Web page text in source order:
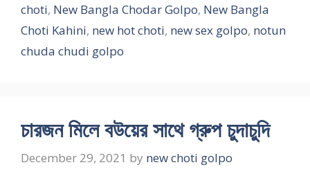
choti, New Bangla Chodar Golpo, New Bangla
Choti Kahini, new hot choti, new sex golpo, notun
chuda chudi golpo
চারজন মিলে বউয়ের সাথে গ্রুপ চুদাচুদি
December 29, 2021 by new choti golpo